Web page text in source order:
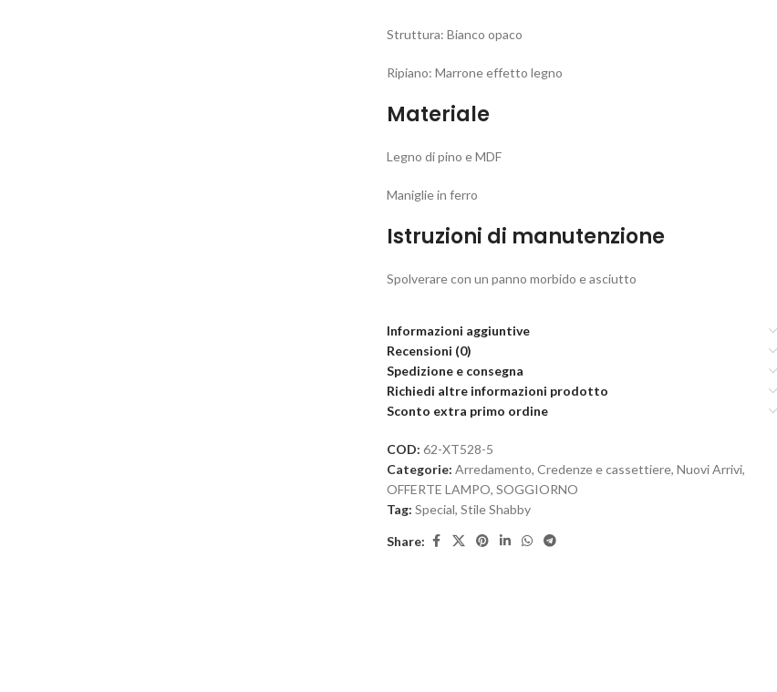
Struttura: Bianco opaco
Ripiano: Marrone effetto legno
Materiale
Legno di pino e MDF
Maniglie in ferro
Istruzioni di manutenzione
Spolverare con un panno morbido e asciutto
Informazioni aggiuntive
Recensioni (0)
Spedizione e consegna
Richiedi altre informazioni prodotto
Sconto extra primo ordine
COD: 62-XT528-5
Categorie: Arredamento, Credenze e cassettiere, Nuovi Arrivi,
OFFERTE LAMPO, SOGGIORNO
Tag: Special, Stile Shabby
Share: